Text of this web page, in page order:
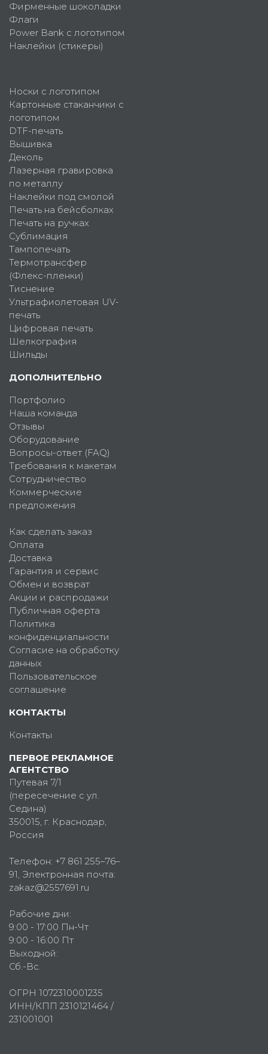
Фирменные шоколадки
Флаги
Power Bank с логотипом
Наклейки (стикеры)
Носки с логотипом
Картонные стаканчики с
логотипом
DTF-печать
Вышивка
Деколь
Лазерная гравировка
по металлу
Наклейки под смолой
Печать на бейсболках
Печать на ручках
Сублимация
Тампопечать
Термотрансфер
(Флекс-пленки)
Тиснение
Ультрафиолетовая UV-
печать
Цифровая печать
Шелкография
Шильды
ДОПОЛНИТЕЛЬНО
Портфолио
Наша команда
Отзывы
Оборудование
Вопросы-ответ (FAQ)
Требования к макетам
Сотрудничество
Коммерческие
предложения
Как сделать заказ
Оплата
Доставка
Гарантия и сервис
Обмен и возврат
Акции и распродажи
Публичная оферта
Политика
конфиденциальности
Согласие на обработку
данных
Пользовательское
соглашение
КОНТАКТЫ
Контакты
ПЕРВОЕ РЕКЛАМНОЕ
АГЕНТСТВО
Путевая 7/1
(пересечение с ул.
Седина)
350015, г. Краснодар,
Россия
Телефон: +7 861 255–76–
91, Электронная почта:
zakaz@2557691.ru
Рабочие дни:
9:00 - 17:00 Пн-Чт
9:00 - 16:00 Пт
Выходной:
Сб.-Вс.
ОГРН 1072310001235
ИНН/КПП 2310121464 /
231001001